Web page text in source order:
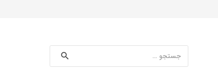
برای: